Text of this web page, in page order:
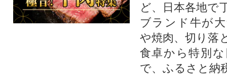
ど、日本各地で
ブランド牛が
や焼肉、切り落
食卓から特別
で、ふるさと納